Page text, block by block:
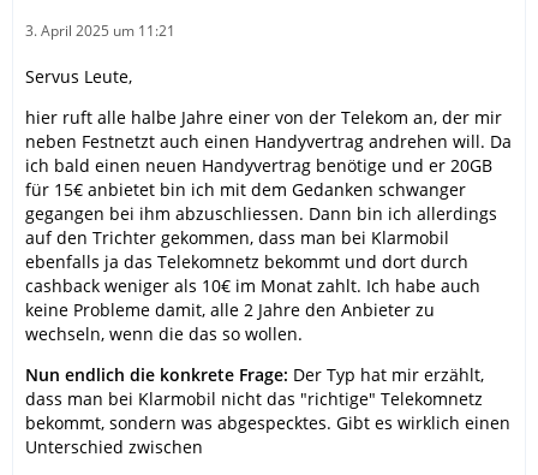
3. April 2025 um 11:21
Servus Leute,
hier ruft alle halbe Jahre einer von der Telekom an, der mir
neben Festnetzt auch einen Handyvertrag andrehen will. Da
ich bald einen neuen Handyvertrag benötige und er 20GB
für 15€ anbietet bin ich mit dem Gedanken schwanger
gegangen bei ihm abzuschliessen. Dann bin ich allerdings
auf den Trichter gekommen, dass man bei Klarmobil
ebenfalls ja das Telekomnetz bekommt und dort durch
cashback weniger als 10€ im Monat zahlt. Ich habe auch
keine Probleme damit, alle 2 Jahre den Anbieter zu
wechseln, wenn die das so wollen.
Nun endlich die konkrete Frage: Der Typ hat mir erzählt,
dass man bei Klarmobil nicht das "richtige" Telekomnetz
bekommt, sondern was abgespecktes. Gibt es wirklich einen
Unterschied zwischen